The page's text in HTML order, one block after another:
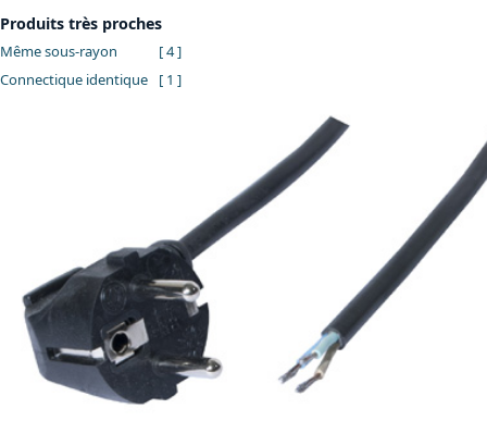
Produits très proches
Même sous-rayon
[ 4 ]
Connectique identique
[ 1 ]